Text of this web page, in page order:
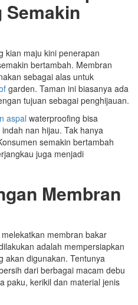
kian maju kini penerapan
bertambah. Membran
sebagai alas untuk
garden. Taman ini biasanya ada
tujuan sebagai penghijauan.
aspal waterproofing bisa
nan hijau. Tak hanya
semakin bertambah
juga menjadi
Membran
membran bakar
adalah mempersiapkan
akan digunakan. Tentunya
dari berbagai macam debu
paku, kerikil dan material jenis